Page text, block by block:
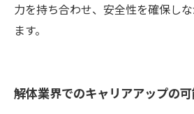
力を持ち合わせ、安全性を確保し
ます。
解体業界でのキャリアアップの